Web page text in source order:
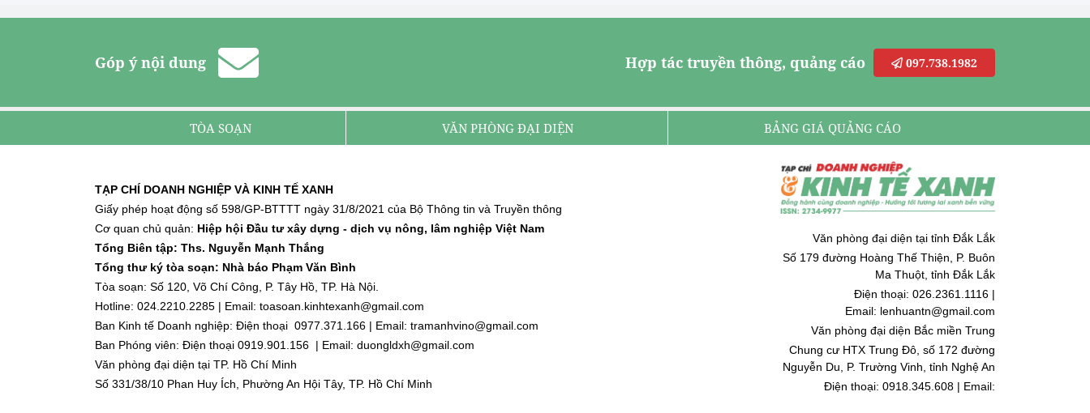
Góp ý nội dung Hợp tác truyền thông, quảng cáo 097.738.1982
TÒA SOẠN VĂN PHÒNG ĐẠI DIỆN BẢNG GIÁ QUẢNG CÁO
TẠP CHÍ DOANH NGHIỆP VÀ KINH TẾ XANH
Giấy phép hoạt động số 598/GP-BTTTT ngày 31/8/2021 của Bộ Thông tin và Truyền thông
Cơ quan chủ quản: Hiệp hội Đầu tư xây dựng - dịch vụ nông, lâm nghiệp Việt Nam
Tổng Biên tập: Ths. Nguyễn Mạnh Thắng
Tổng thư ký tòa soạn: Nhà báo Phạm Văn Bình
Tòa soạn: Số 120, Võ Chí Công, P. Tây Hồ, TP. Hà Nội.
Hotline: 024.2210.2285 | Email: toasoan.kinhtexanh@gmail.com
Ban Kinh tế Doanh nghiệp: Điện thoại 0977.371.166 | Email: tramanhvino@gmail.com
Ban Phóng viên: Điện thoại 0919.901.156 | Email: duongldxh@gmail.com
Văn phòng đại diện tại TP. Hồ Chí Minh
Số 331/38/10 Phan Huy Ích, Phường An Hội Tây, TP. Hồ Chí Minh
Văn phòng đại diện tại tỉnh Đắk Lắk
Số 179 đường Hoàng Thế Thiện, P. Buôn
Ma Thuột, tỉnh Đắk Lắk
Điện thoại: 026.2361.1116 |
Email: lenhuantn@gmail.com
Văn phòng đại diện Bắc miền Trung
Chung cư HTX Trung Đô, số 172 đường
Nguyễn Du, P. Trường Vinh, tỉnh Nghệ An
Điện thoại: 0918.345.608 | Email: